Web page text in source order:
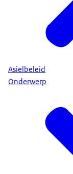
Asielbeleid
Onderwerp